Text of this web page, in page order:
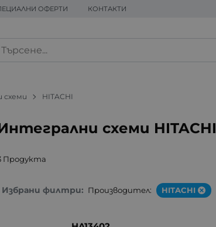
ОФЕРТИ КОНТАКТИ
схеми HITACHI
схеми HITACHI
Продукта
Избрани филтри: Производител: HITACHI